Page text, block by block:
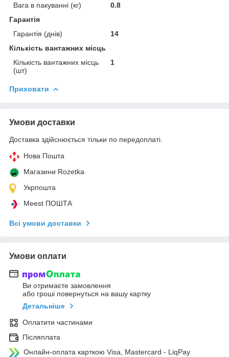
Вага в пакуванні (кг)
0.8
Гарантія
Гарантія (днів)
14
Кількість вантажних місць
Кількість вантажних місць
(шт)
1
Приховати
Умови доставки
Доставка здійснюється тільки по передоплаті.
Нова Пошта
Магазини Rozetka
Укрпошта
Meest ПОШТА
Всі умови доставки
Умови оплати
Ви отримаєте замовлення
або гроші повернуться на вашу картку
Детальніше
Оплатити частинами
Післяплата
Онлайн-оплата карткою Visa, Mastercard - LiqPay